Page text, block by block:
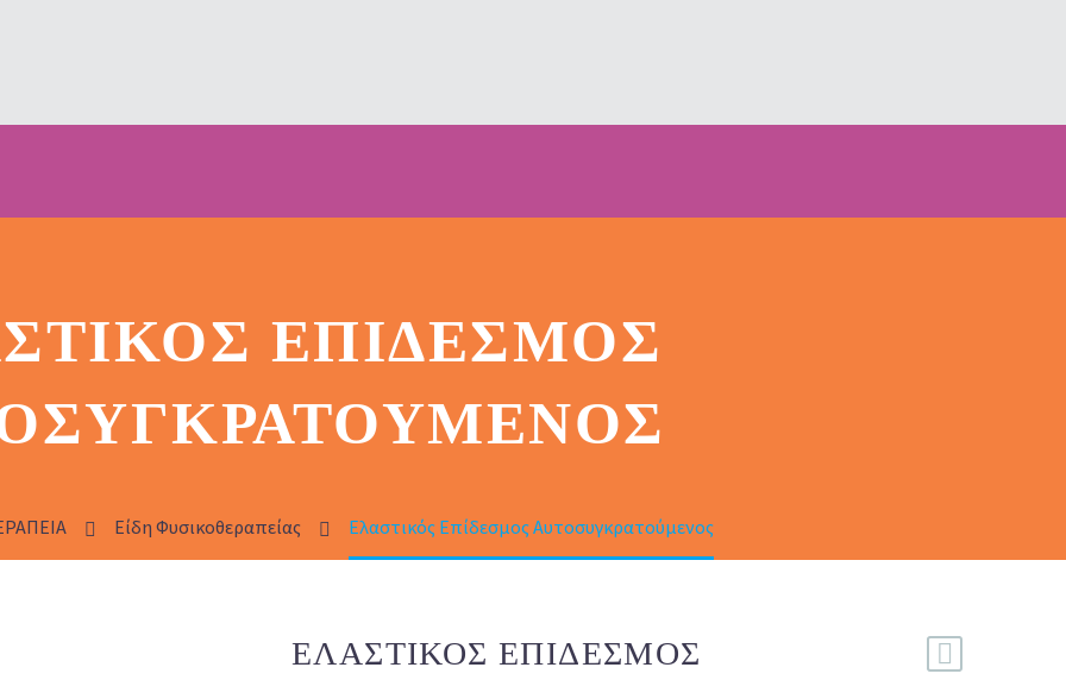
ΕΠΊΔΕΣΜΟΣ
Είδη Φυσικοθεραπείας Ελαστικός Επίδεσμος Αυτοσυγκρατούμενος
ΕΛΑΣΤΙΚΌΣ ΕΠΊΔΕΣΜΟΣ